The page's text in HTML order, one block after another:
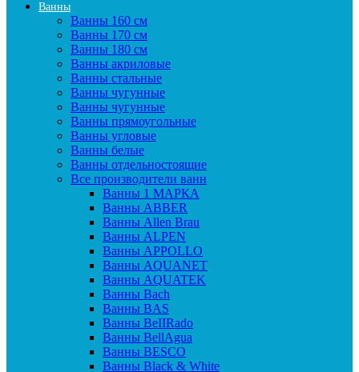
Ванны
Ванны 160 см
Ванны 170 см
Ванны 180 см
Ванны акриловые
Ванны стальные
Ванны чугунные
Ванны чугунные
Ванны прямоугольные
Ванны угловые
Ванны белые
Ванны отдельностоящие
Все производители ванн
Ванны 1 МАРКА
Ванны ABBER
Ванны Allen Brau
Ванны ALPEN
Ванны APPOLLO
Ванны AQUANET
Ванны AQUATEK
Ванны Bach
Ванны BAS
Ванны BeIIRado
Ванны BellAgua
Ванны BESCO
Ванны Black & White